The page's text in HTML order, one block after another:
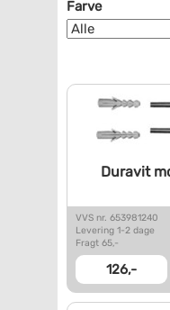
Farve
Duravit
VVS nr. 653981240
Levering 1-2 dage
Fragt 65,-
126,-